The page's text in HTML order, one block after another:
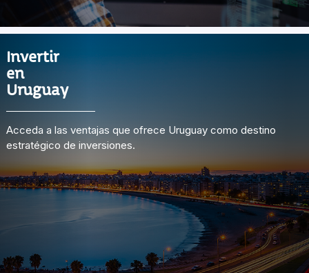
Invertir
en
Uruguay
Acceda a las ventajas que ofrece Uruguay como destino
estratégico de inversiones.